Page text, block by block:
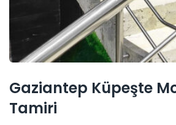
Gaziantep Küpeşte
Tamiri